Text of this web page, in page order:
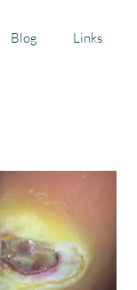
Blog Links